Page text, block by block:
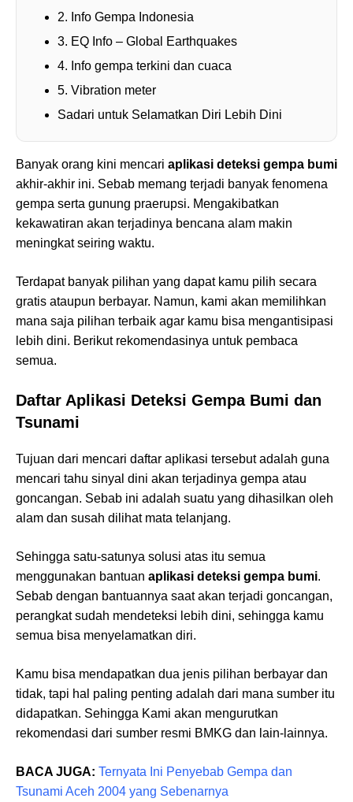
2. Info Gempa Indonesia
3. EQ Info – Global Earthquakes
4. Info gempa terkini dan cuaca
5. Vibration meter
Sadari untuk Selamatkan Diri Lebih Dini
Banyak orang kini mencari aplikasi deteksi gempa bumi
akhir-akhir ini. Sebab memang terjadi banyak fenomena
gempa serta gunung praerupsi. Mengakibatkan
kekawatiran akan terjadinya bencana alam makin
meningkat seiring waktu.
Terdapat banyak pilihan yang dapat kamu pilih secara
gratis ataupun berbayar. Namun, kami akan memilihkan
mana saja pilihan terbaik agar kamu bisa mengantisipasi
lebih dini. Berikut rekomendasinya untuk pembaca
semua.
Daftar Aplikasi Deteksi Gempa Bumi dan
Tsunami
Tujuan dari mencari daftar aplikasi tersebut adalah guna
mencari tahu sinyal dini akan terjadinya gempa atau
goncangan. Sebab ini adalah suatu yang dihasilkan oleh
alam dan susah dilihat mata telanjang.
Sehingga satu-satunya solusi atas itu semua
menggunakan bantuan aplikasi deteksi gempa bumi.
Sebab dengan bantuannya saat akan terjadi goncangan,
perangkat sudah mendeteksi lebih dini, sehingga kamu
semua bisa menyelamatkan diri.
Kamu bisa mendapatkan dua jenis pilihan berbayar dan
tidak, tapi hal paling penting adalah dari mana sumber itu
didapatkan. Sehingga Kami akan mengurutkan
rekomendasi dari sumber resmi BMKG dan lain-lainnya.
BACA JUGA: Ternyata Ini Penyebab Gempa dan
Tsunami Aceh 2004 yang Sebenarnya